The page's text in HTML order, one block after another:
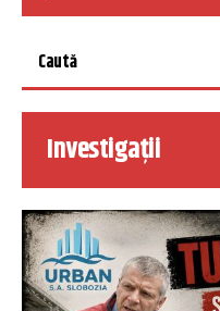
Investigații